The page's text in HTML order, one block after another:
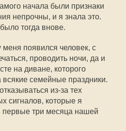
начала были признаки
непрочны, и я знала это.
тогда внове.
меня появился человек, с
проводить ночи, да и
на диване, которого
всякие семейные праздники.
из-за тех
сигналов, которые я
первые три месяца нашей